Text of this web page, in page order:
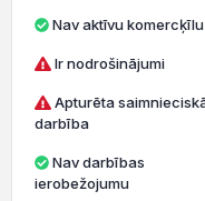
Nav aktīvu komercķīlu
Ir nodrošinājumi
darbība
ierobežojumu